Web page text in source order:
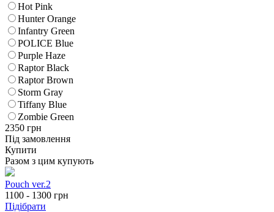
Hot Pink
Hunter Orange
Infantry Green
POLICE Blue
Purple Haze
Raptor Black
Raptor Brown
Storm Gray
Tiffany Blue
Zombie Green
2350 грн
Під замовлення
Купити
Разом з цим купують
Pouch ver.2
1100 - 1300 грн
Підібрати